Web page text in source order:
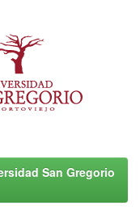
San Gregorio